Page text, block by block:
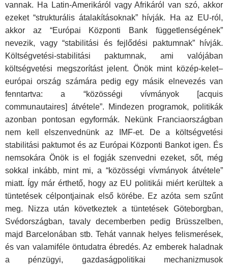
vannak. Ha Latin-Amerikáról vagy Afrikáról van szó, akkor
ezeket “strukturális átalakításoknak” hívják. Ha az EU-ról,
akkor az “Európai Központi Bank függetlenségének”
nevezik, vagy “stabilitási és fejlődési paktumnak” hívják.
Költségvetési-stabilitási paktumnak, ami valójában
költségvetési megszorítást jelent. Önök mint közép-kelet–
európai ország számára pedig egy másik elnevezés van
fenntartva: a “közösségi vívmányok [acquis
communautaires] átvétele”. Mindezen programok, politikák
azonban pontosan egyformák. Nekünk Franciaországban
nem kell elszenvednünk az IMF-et. De a költségvetési
stabilitási paktumot és az Európai Központi Bankot igen. És
nemsokára Önök is el fogják szenvedni ezeket, sőt, még
sokkal inkább, mint mi, a “közösségi vívmányok átvétele”
miatt. Így már érthető, hogy az EU politikái miért kerültek a
tüntetések célpontjainak első körébe. Ez azóta sem szűnt
meg. Nizza után következtek a tüntetések Göteborgban,
Svédországban, tavaly decemberben pedig Brüsszelben,
majd Barcelonában stb. Tehát vannak helyes felismerések,
és van valamiféle öntudatra ébredés. Az emberek haladnak
a pénzügyi, gazdaságpolitikai mechanizmusok